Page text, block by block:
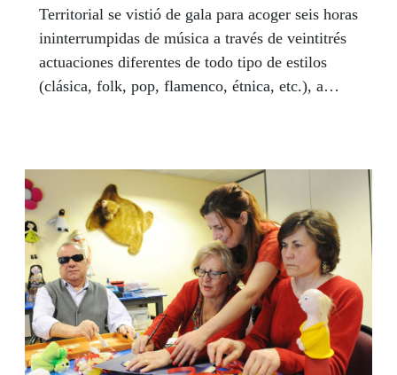
Territorial se vistió de gala para acoger seis horas
ininterrumpidas de música a través de veintitrés
actuaciones diferentes de todo tipo de estilos
(clásica, folk, pop, flamenco, étnica, etc.), a